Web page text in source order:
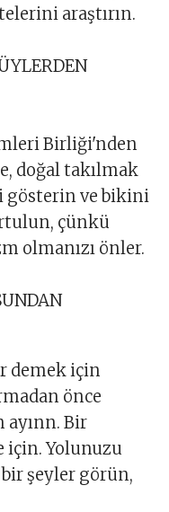
araştırın.
Birliği'nden
doğal takılmak
gösterin ve bikini
çünkü
olmanızı önler.
demek için
önce
Bir
için. Yolunuzu
şeyler görün,